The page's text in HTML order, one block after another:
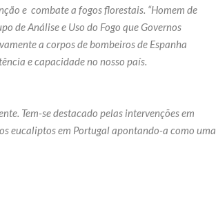
e combate a fogos florestais. “Homem de
de Análise e Uso do Fogo que Governos
a corpos de bombeiros de Espanha
e capacidade no nosso país.
Tem-se destacado pelas intervenções em
eucaliptos em Portugal apontando-a como uma